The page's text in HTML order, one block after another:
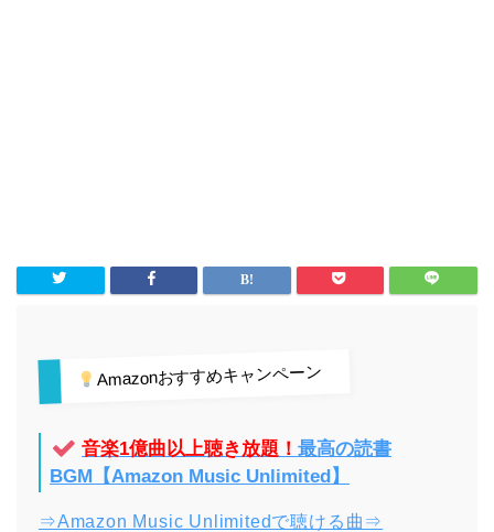
Amazonおすすめキャンペーン
音楽1億曲以上聴き放題！ 最高の読書
BGM【Amazon Music Unlimited】
⇒Amazon Music Unlimitedで聴ける曲⇒